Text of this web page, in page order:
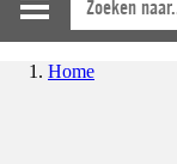
Home